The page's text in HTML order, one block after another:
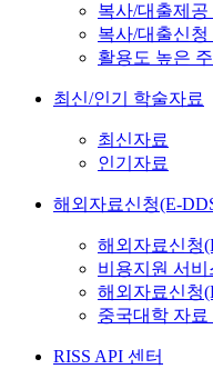
복사/대출제공
복사/대출신청
활용도 높은 주
최신/인기 학술자료
최신자료
인기자료
해외자료신청(E-
해외자료신청
비용지원 서비
해외자료신청
중국대학 자료
RISS API 센터